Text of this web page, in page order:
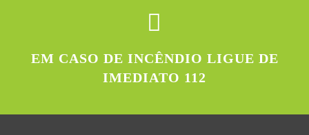
EM CASO DE INCÊNDIO LIGUE DE
IMEDIATO 112